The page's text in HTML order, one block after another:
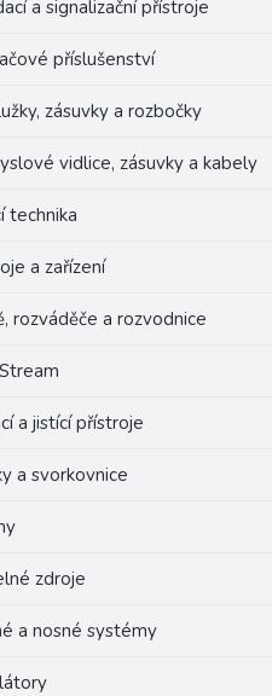
a signalizační přístroje
příslušenství
zásuvky a rozbočky
vidlice, zásuvky a kabely
technika
a zařízení
rozváděče a rozvodnice
a jistící přístroje
a svorkovnice
zdroje
a nosné systémy